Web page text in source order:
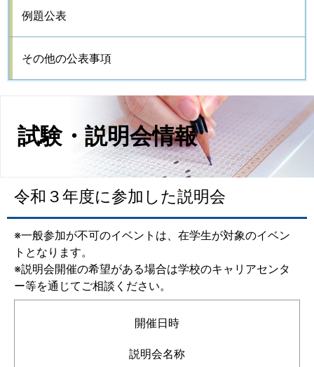
試験・説明会情報
令和３年度に参加した説明会
※一般参加が不可のイベントは、在学生が対象のイベン
トとなります。
※説明会開催の希望がある場合は学校のキャリアセンタ
ー等を通じてご相談ください。
開催日時
説明会名称
例題公表
その他の公表事項